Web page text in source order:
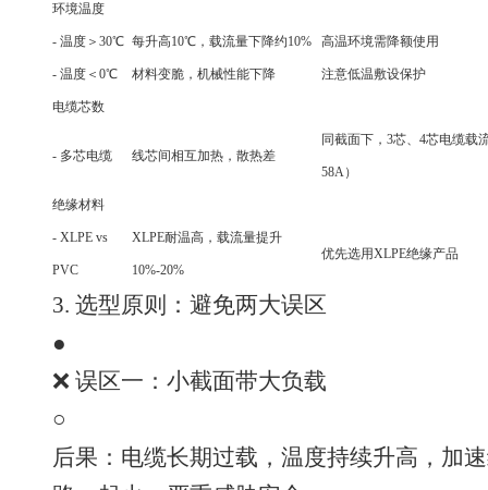
环境温度
- 温度＞30℃ 每升高10℃，载流量下降约10% 高温环境需降额使用
- 温度＜0℃ 材料变脆，机械性能下降 注意低温敷设保护
电缆芯数
- 多芯电缆 线芯间相互加热，散热差
同截面下，3芯、4芯电缆载
58A）
绝缘材料
- XLPE vs
PVC
XLPE耐温高，载流量提升
10%-20%
优先选用XLPE绝缘产品
3. 选型原则：避免两大误区
●
❌ 误区一：小截面带大负载
○
后果：电缆长期过载，温度持续升高，加